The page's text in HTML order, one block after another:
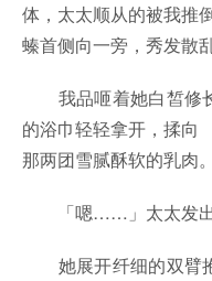
体，太太顺从的被我推
螓首侧向一旁，秀发散
我品咂着她白皙修
的浴巾轻轻拿开，揉向
那两团雪腻酥软的乳肉。
「嗯……」太太发出
她展开纤细的双臂